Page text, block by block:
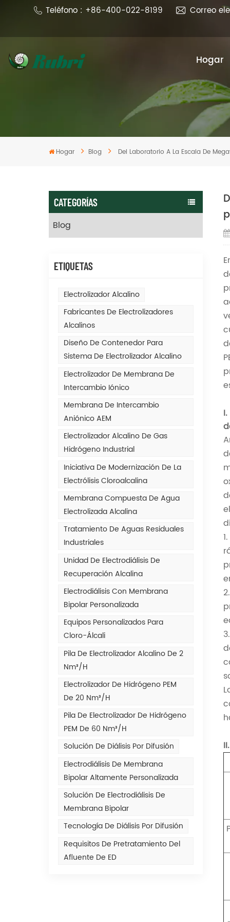
Teléfono : +86-400-022-8199 Correo
Hogar
Hogar Blog Del Laboratorio A La Escala De
CATEGORÍAS
Blog
ETIQUETAS
Electrolizador Alcalino
Fabricantes De Electrolizadores
Alcalinos
Diseño De Contenedor Para
Sistema De Electrolizador Alcalino
Electrolizador De Membrana De
Intercambio Iónico
Membrana De Intercambio
Aniónico AEM
Electrolizador Alcalino De Gas
Hidrógeno Industrial
Iniciativa De Modernización De La
Electrólisis Cloroalcalina
Membrana Compuesta De Agua
Electrolizada Alcalina
Tratamiento De Aguas Residuales
Industriales
Unidad De Electrodiálisis De
Recuperación Alcalina
Electrodiálisis Con Membrana
Bipolar Personalizada
Equipos Personalizados Para
Cloro-Álcali
Pila De Electrolizador Alcalino De 2
Nm³/h
Electrolizador De Hidrógeno PEM
De 20 Nm³/h
Pila De Electrolizador De Hidrógeno
PEM De 60 Nm³/h
Solución De Diálisis Por Difusión
Electrodiálisis De Membrana
Bipolar Altamente Personalizada
Solución De Electrodiálisis De
Membrana Bipolar
Tecnología De Diálisis Por Difusión
Requisitos De Pretratamiento Del
Afluente De ED